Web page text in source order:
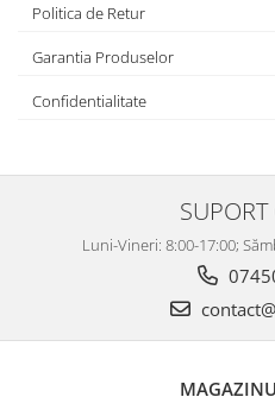
Politica de Retur
Garantia Produselor
Confidentialitate
SUPORT
Luni-Vineri: 8:00-17:00;